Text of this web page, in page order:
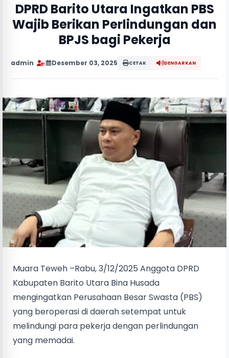
DPRD Barito Utara Ingatkan PBS
Wajib Berikan Perlindungan dan
BPJS bagi Pekerja
admin Desember 03, 2025 CETAK DENGARKAN
Muara Teweh –Rabu, 3/12/2025 Anggota DPRD
Kabupaten Barito Utara Bina Husada
mengingatkan Perusahaan Besar Swasta (PBS)
yang beroperasi di daerah setempat untuk
melindungi para pekerja dengan perlindungan
yang memadai.